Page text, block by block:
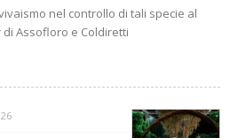
nel controllo di tali specie al
Assofloro e Coldiretti